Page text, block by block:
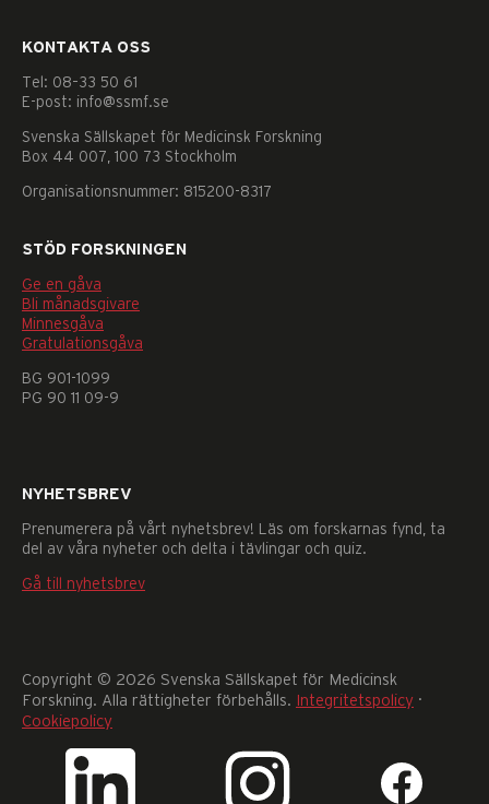
KONTAKTA OSS
Tel: 08–33 50 61
E-post: info@ssmf.se
Svenska Sällskapet för Medicinsk Forskning
Box 44 007, 100 73 Stockholm
Organisationsnummer: 815200-8317
STÖD FORSKNINGEN
Ge en gåva
Bli månadsgivare
Minnesgåva
Gratulationsgåva
BG 901-1099
PG 90 11 09-9
NYHETSBREV
Prenumerera på vårt nyhetsbrev! Läs om forskarnas fynd, ta
del av våra nyheter och delta i tävlingar och quiz.
Gå till nyhetsbrev
Copyright © 2026 Svenska Sällskapet för Medicinsk
Forskning. Alla rättigheter förbehålls. Integritetspolicy ·
Cookiepolicy
Dessa
kakor
går
inte
att
välja
för
hemsidan
över
huvud
taget
För
att
vi
kunna